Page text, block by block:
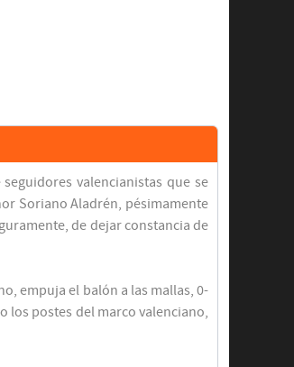
valencianistas que se
Soriano Aladrén, pésimamente
de dejar constancia de
empuja el balón a las mallas, 0-
los postes del marco valenciano,